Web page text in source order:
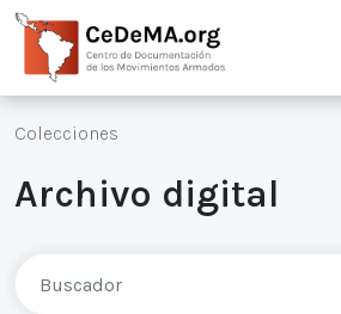
Colecciones
Archivo digital